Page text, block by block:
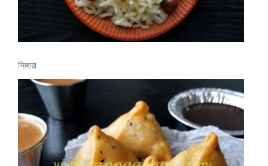
সিঙ্গারা